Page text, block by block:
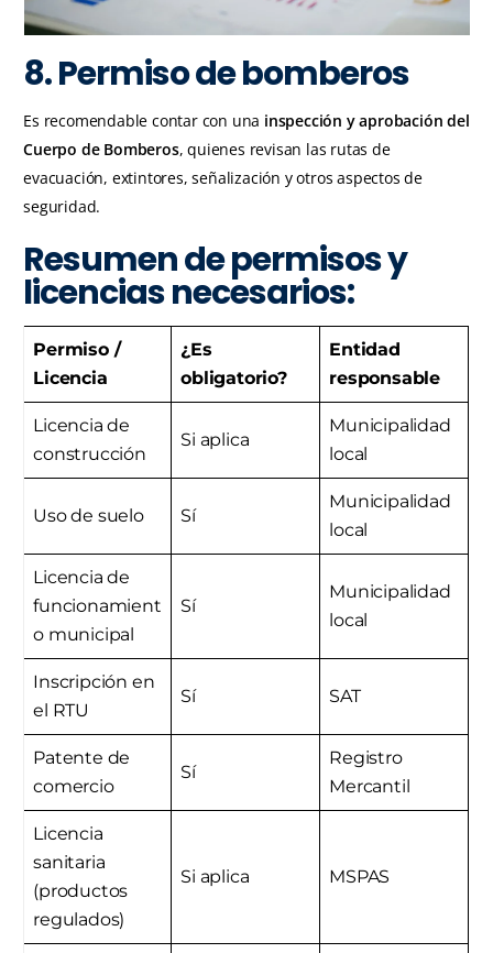
8. Permiso de bomberos
Es recomendable contar con una inspección y aprobación del
Cuerpo de Bomberos, quienes revisan las rutas de
evacuación, extintores, señalización y otros aspectos de
seguridad.
Resumen de permisos y
licencias necesarios:
Permiso /
Licencia
¿Es
obligatorio?
Entidad
responsable
Licencia de
construcción
Si aplica
Municipalidad
local
Uso de suelo Sí
Municipalidad
local
Licencia de
funcionamient
o municipal
Sí
Municipalidad
local
Inscripción en
el RTU
Sí SAT
Patente de
comercio
Sí
Registro
Mercantil
Licencia
sanitaria
(productos
regulados)
Si aplica MSPAS